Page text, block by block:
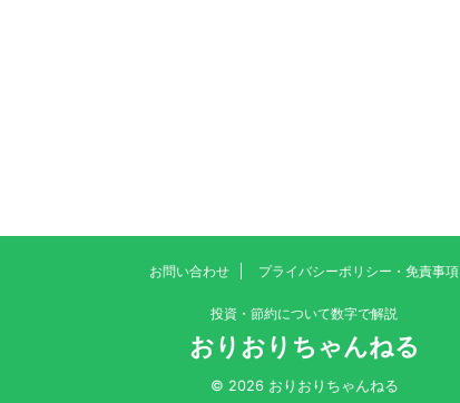
お問い合わせ プライバシーポリシー・免責事項
投資・節約について数字で解説
おりおりちゃんねる
© 2026 おりおりちゃんねる